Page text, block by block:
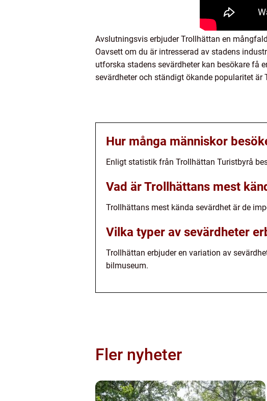
Avslutningsvis erbjuder Trollhättan en
Oavsett om du är intresserad av stadens
utforska stadens sevärdheter kan besökare få
sevärdheter och ständigt ökande popularitet
Hur många människor
Enligt statistik från Trollhättan Turistbyrå
Vad är Trollhättans mest
Trollhättans mest kända sevärdhet är de
Vilka typer av sevärdheter
Trollhättan erbjuder en variation av
bilmuseum.
Fler nyheter